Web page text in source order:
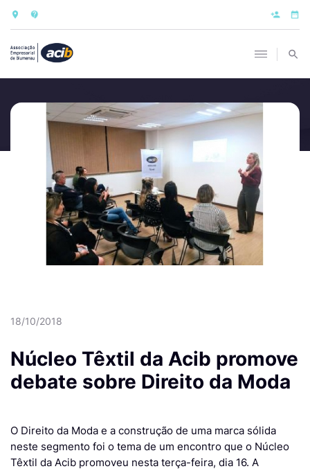
18/10/2018
Núcleo Têxtil da Acib promove
debate sobre Direito da Moda
O Direito da Moda e a construção de uma marca sólida
neste segmento foi o tema de um encontro que o Núcleo
Têxtil da Acib promoveu nesta terça-feira, dia 16. A